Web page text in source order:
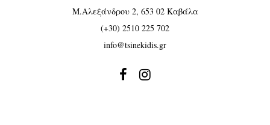
Μ.Αλεξάνδρου 2, 653 02 Καβάλα
(+30) 2510 225 702
info@tsinekidis.gr
 